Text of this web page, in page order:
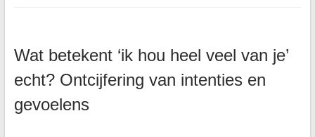
Wat betekent ‘ik hou heel veel van je’
echt? Ontcijfering van intenties en
gevoelens